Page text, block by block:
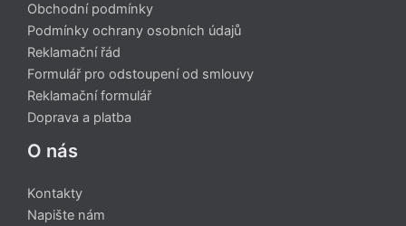
Obchodní podmínky
Podmínky ochrany osobních údajů
Reklamační řád
Formulář pro odstoupení od smlouvy
Reklamační formulář
Doprava a platba
O nás
Kontakty
Napište nám